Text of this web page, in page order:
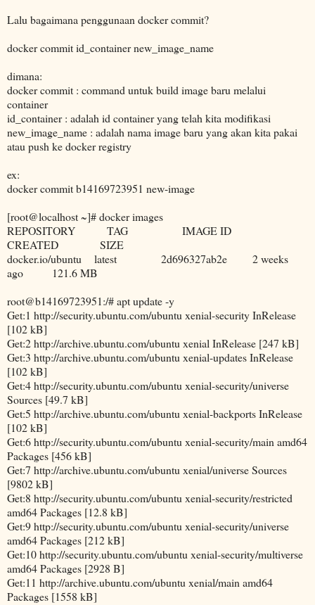
Lalu bagaimana penggunaan docker commit?
docker commit id_container new_image_name
dimana:
docker commit : command untuk build image baru melalui
container
id_container : adalah id container yang telah kita modifikasi
new_image_name : adalah nama image baru yang akan kita pakai
atau push ke docker registry
ex:
docker commit b14169723951 new-image
[root@localhost ~]# docker images
REPOSITORY TAG IMAGE ID
CREATED SIZE
docker.io/ubuntu latest 2d696327ab2e 2 weeks
ago 121.6 MB
root@b14169723951:/# apt update -y
Get:1 http://security.ubuntu.com/ubuntu xenial-security InRelease
[102 kB]
Get:2 http://archive.ubuntu.com/ubuntu xenial InRelease [247 kB]
Get:3 http://archive.ubuntu.com/ubuntu xenial-updates InRelease
[102 kB]
Get:4 http://security.ubuntu.com/ubuntu xenial-security/universe
Sources [49.7 kB]
Get:5 http://archive.ubuntu.com/ubuntu xenial-backports InRelease
[102 kB]
Get:6 http://security.ubuntu.com/ubuntu xenial-security/main amd64
Packages [456 kB]
Get:7 http://archive.ubuntu.com/ubuntu xenial/universe Sources
[9802 kB]
Get:8 http://security.ubuntu.com/ubuntu xenial-security/restricted
amd64 Packages [12.8 kB]
Get:9 http://security.ubuntu.com/ubuntu xenial-security/universe
amd64 Packages [212 kB]
Get:10 http://security.ubuntu.com/ubuntu xenial-security/multiverse
amd64 Packages [2928 B]
Get:11 http://archive.ubuntu.com/ubuntu xenial/main amd64
Packages [1558 kB]